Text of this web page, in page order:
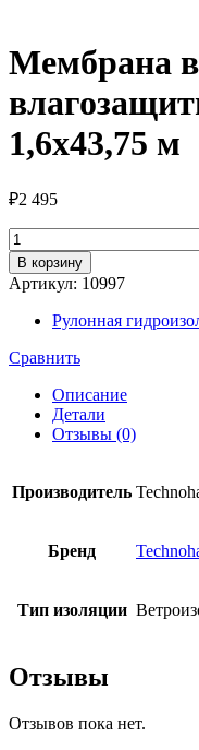
Мембрана
1,6х43,75 м
₽2 495
Количество
товара
Мембрана
ветро-
влагозащитная
Technohaut
А
В корзину
Артикул: 10997
Рулонная
Сравнить
Описание
Детали
Отзывы (0)
Производитель
Бренд
Тип изоляции
Отзывы
Отзывов пока нет.